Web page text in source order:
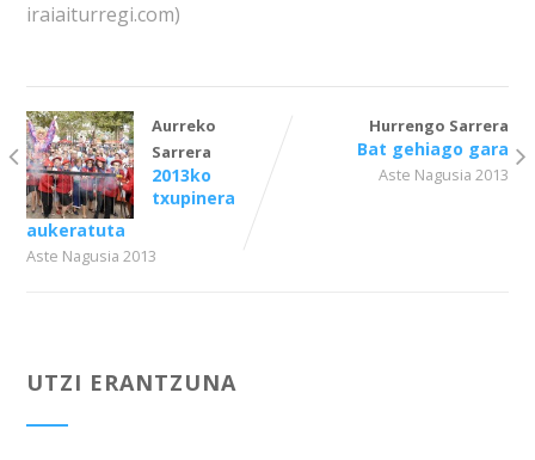
iraiaiturregi.com)
Aurreko
Sarrera
2013ko
txupinera
aukeratuta
Aste Nagusia 2013
Hurrengo Sarrera
Bat gehiago gara
Aste Nagusia 2013
UTZI ERANTZUNA